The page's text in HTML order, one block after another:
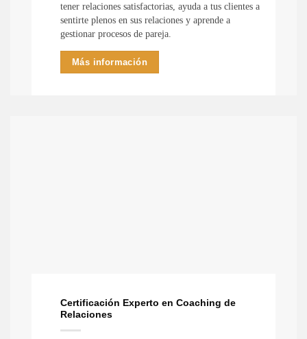
tener relaciones satisfactorias, ayuda a tus clientes a
sentirte plenos en sus relaciones y aprende a
gestionar procesos de pareja.
Más información
Certificación Experto en Coaching de
Relaciones